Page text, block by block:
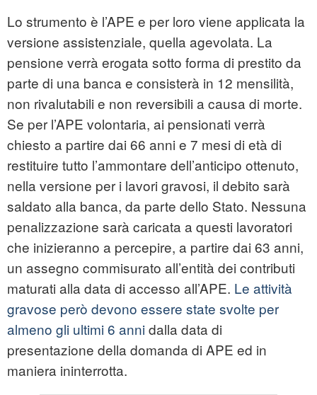
Lo strumento è l’APE e per loro viene applicata la
versione assistenziale, quella agevolata. La
pensione verrà erogata sotto forma di prestito da
parte di una banca e consisterà in 12 mensilità,
non rivalutabili e non reversibili a causa di morte.
Se per l’APE volontaria, ai pensionati verrà
chiesto a partire dai 66 anni e 7 mesi di età di
restituire tutto l’ammontare dell’anticipo ottenuto,
nella versione per i lavori gravosi, il debito sarà
saldato alla banca, da parte dello Stato. Nessuna
penalizzazione sarà caricata a questi lavoratori
che inizieranno a percepire, a partire dai 63 anni,
un assegno commisurato all’entità dei contributi
maturati alla data di accesso all’APE. Le attività
gravose però devono essere state svolte per
almeno gli ultimi 6 annidalla data di
presentazione della domanda di APE ed in
maniera ininterrotta.